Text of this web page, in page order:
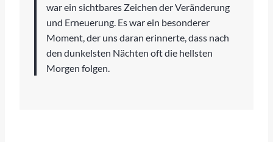
war ein sichtbares Zeichen der Veränderung
und Erneuerung. Es war ein besonderer
Moment, der uns daran erinnerte, dass nach
den dunkelsten Nächten oft die hellsten
Morgen folgen.